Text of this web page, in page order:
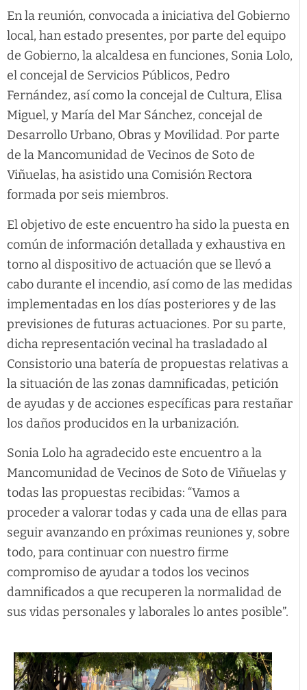
En la reunión, convocada a iniciativa del Gobierno
local, han estado presentes, por parte del equipo
de Gobierno, la alcaldesa en funciones, Sonia Lolo,
el concejal de Servicios Públicos, Pedro
Fernández, así como la concejal de Cultura, Elisa
Miguel, y María del Mar Sánchez, concejal de
Desarrollo Urbano, Obras y Movilidad. Por parte
de la Mancomunidad de Vecinos de Soto de
Viñuelas, ha asistido una Comisión Rectora
formada por seis miembros.
El objetivo de este encuentro ha sido la puesta en
común de información detallada y exhaustiva en
torno al dispositivo de actuación que se llevó a
cabo durante el incendio, así como de las medidas
implementadas en los días posteriores y de las
previsiones de futuras actuaciones. Por su parte,
dicha representación vecinal ha trasladado al
Consistorio una batería de propuestas relativas a
la situación de las zonas damnificadas, petición
de ayudas y de acciones específicas para restañar
los daños producidos en la urbanización.
Sonia Lolo ha agradecido este encuentro a la
Mancomunidad de Vecinos de Soto de Viñuelas y
todas las propuestas recibidas: “Vamos a
proceder a valorar todas y cada una de ellas para
seguir avanzando en próximas reuniones y, sobre
todo, para continuar con nuestro firme
compromiso de ayudar a todos los vecinos
damnificados a que recuperen la normalidad de
sus vidas personales y laborales lo antes posible”.